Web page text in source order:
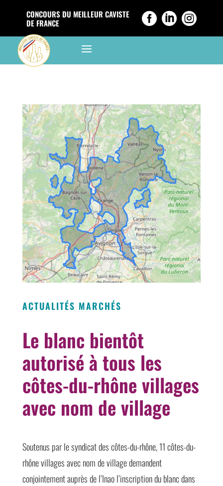
CONCOURS DU MEILLEUR CAVISTE
DE FRANCE
  
a
ACTUALITÉS MARCHÉS
Le blanc bientôt
autorisé à tous les
côtes-du-rhône villages
avec nom de village
Soutenus par le syndicat des côtes-du-rhône, 11 côtes-du-
rhône villages avec nom de village demandent
conjointement auprès de l’Inao l’inscription du blanc dans